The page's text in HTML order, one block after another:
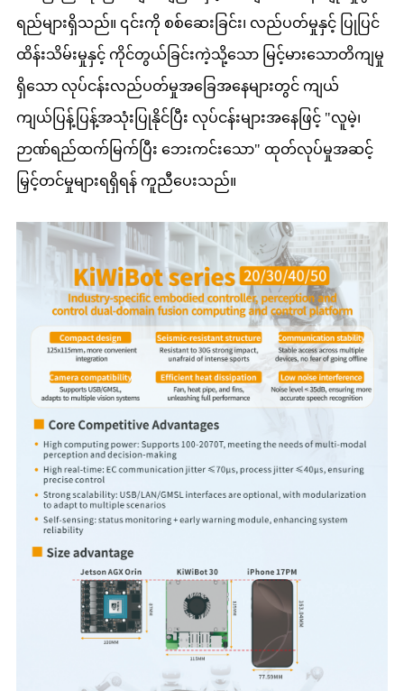
ရည်များရှိသည်။ ၎င်းကို စစ်ဆေးခြင်း၊ လည်ပတ်မှုနှင့် ပြုပြင်
ထိန်းသိမ်းမှုနှင့် ကိုင်တွယ်ခြင်းကဲ့သို့သော မြင့်မားသောတိကျမှု
ရှိသော လုပ်ငန်းလည်ပတ်မှုအခြေအနေများတွင် ကျယ်
ကျယ်ပြန့်ပြန့်အသုံးပြုနိုင်ပြီး လုပ်ငန်းများအနေဖြင့် "လူမဲ့၊
ဉာဏ်ရည်ထက်မြက်ပြီး ဘေးကင်းသော" ထုတ်လုပ်မှုအဆင့်
မြှင့်တင်မှုများရရှိရန် ကူညီပေးသည်။